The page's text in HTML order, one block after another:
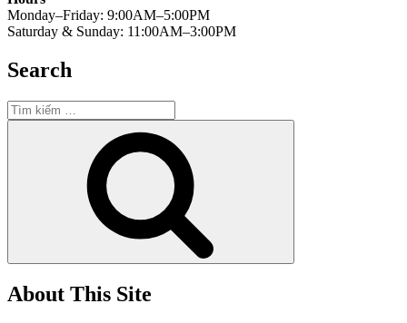
Monday–Friday: 9:00AM–5:00PM
Saturday & Sunday: 11:00AM–3:00PM
Search
Tìm
kiếm:
About This Site